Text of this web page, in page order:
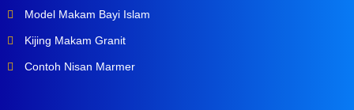
Model Makam Bayi Islam
Kijing Makam Granit
Contoh Nisan Marmer